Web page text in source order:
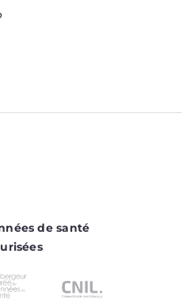
de santé